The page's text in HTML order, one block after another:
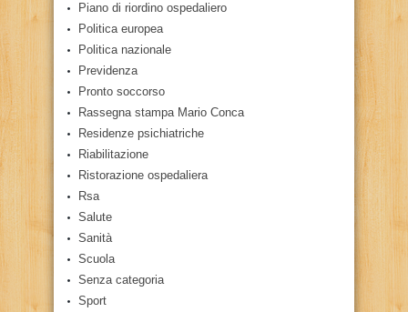
Piano di riordino ospedaliero
Politica europea
Politica nazionale
Previdenza
Pronto soccorso
Rassegna stampa Mario Conca
Residenze psichiatriche
Riabilitazione
Ristorazione ospedaliera
Rsa
Salute
Sanità
Scuola
Senza categoria
Sport